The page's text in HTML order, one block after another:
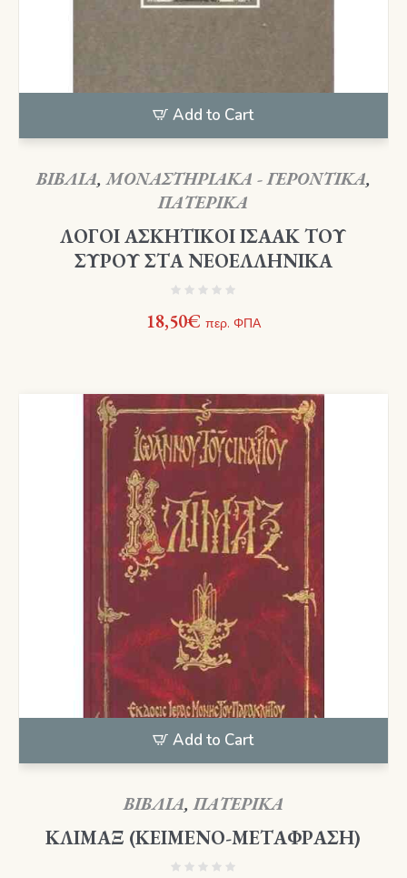
Add to Cart
ΒΙΒΛΙΑ,ΜΟΝΑΣΤΗΡΙΑΚΑ - ΓΕΡΟΝΤΙΚΑ,
ΠΑΤΕΡΙΚΑ
ΛΟΓΟΙ ΑΣΚΗΤΙΚΟΙ ΙΣΑΑΚ ΤΟΥ
ΣΥΡΟΥ ΣΤΑ ΝΕΟΕΛΛΗΝΙΚΑ
18,50€ περ. ΦΠΑ
Add to Cart
ΒΙΒΛΙΑ,ΠΑΤΕΡΙΚΑ
ΚΛΙΜΑΞ (ΚΕΙΜΕΝΟ-ΜΕΤΑΦΡΑΣΗ)